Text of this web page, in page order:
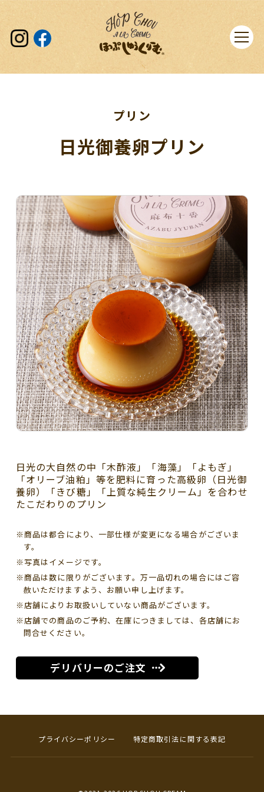
プリン
日光御養卵プリン
日光の大自然の中「木酢液」「海藻」「よもぎ」
「オリーブ油粕」等を肥料に育った高級卵（日光御
養卵）「きび糖」「上質な純生クリーム」を合わせ
たこだわりのプリン
※商品は都合により、一部仕様が変更になる場合がございま
す。
※写真はイメージです。
※商品は数に限りがございます。万一品切れの場合にはご容
赦いただけますよう、お願い申し上げます。
※店舗によりお取扱いしていない商品がございます。
※店舗での商品のご予約、在庫につきましては、各店舗にお
問合せください。
デリバリーのご注文
プライバシーポリシー 特定商取引法に関する表記